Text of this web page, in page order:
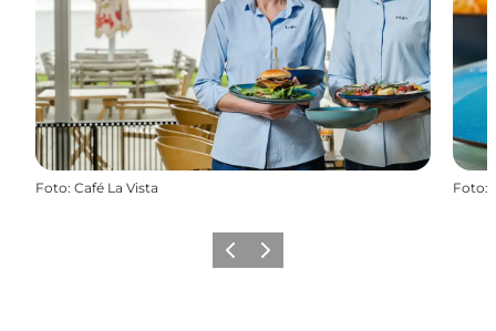
Foto: Café La Vista Foto:
ForrigeNæste